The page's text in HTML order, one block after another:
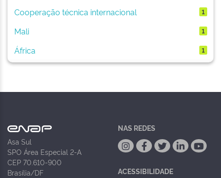
Cooperação técnica internacional 1
Mali 1
África 1
Asa Sul
SPO Área Especial 2-A
CEP 70.610-900
Brasília/DF
NAS REDES
ACESSIBILIDADE